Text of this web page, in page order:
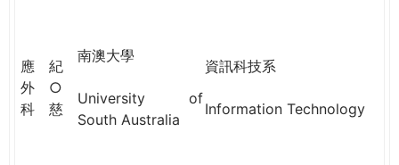
THE
PATH
應
外
科
紀
○
慈
南澳大學
University of
South Australia
資訊科技系
Information Technology